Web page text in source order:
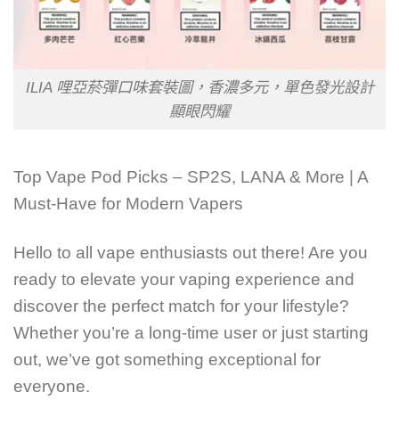
ILIA 哩亞菸彈口味套裝圖，香濃多元，單色發光設計
顯眼閃耀
Top Vape Pod Picks – SP2S, LANA & More | A
Must-Have for Modern Vapers
Hello to all vape enthusiasts out there! Are you
ready to elevate your vaping experience and
discover the perfect match for your lifestyle?
Whether you’re a long-time user or just starting
out, we’ve got something exceptional for
everyone.